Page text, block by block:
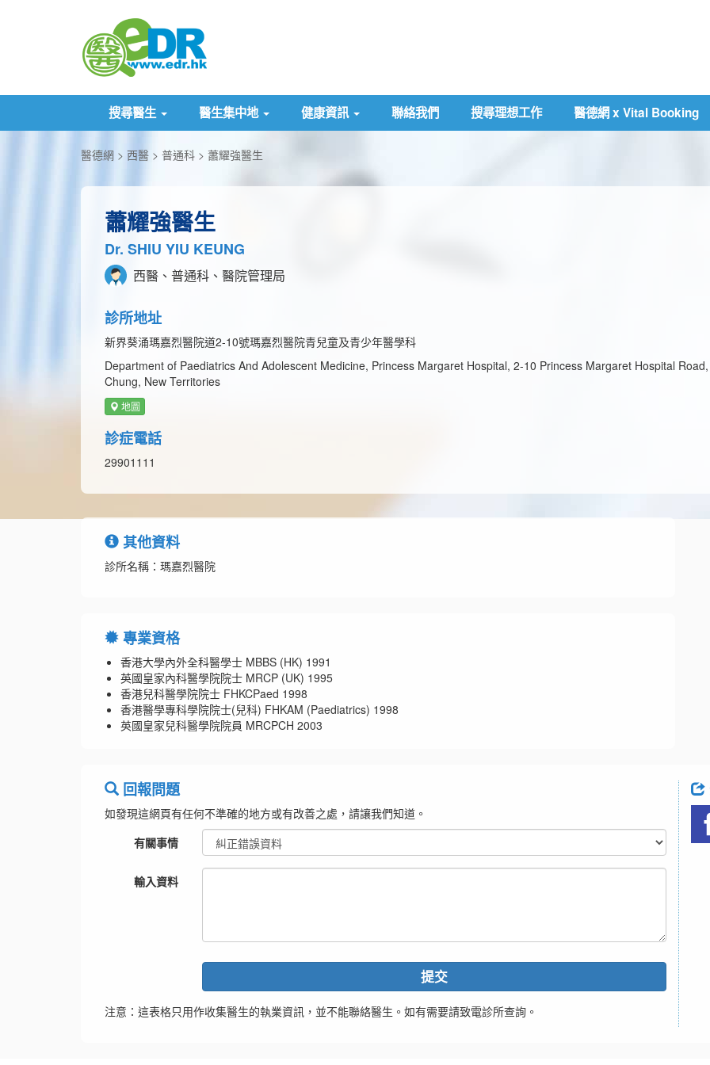
搜尋醫生 醫生集中地 健康資訊 聯絡我們 搜尋理想工作 醫德網 x Vital Booking
醫德網 西醫 普通科 蕭耀強醫生
蕭耀強醫生
Dr. SHIU YIU KEUNG
西醫、普通科、醫院管理局
診所地址
新界葵涌瑪嘉烈醫院道2-10號瑪嘉烈醫院青兒童及青少年醫學科
Department of Paediatrics And Adolescent Medicine, Princess Margaret Hospital, 2-10 Princess Margaret Hospital
Chung, New Territories
地圖
診症電話
29901111
其他資料
診所名稱：瑪嘉烈醫院
專業資格
香港大學內外全科醫學士 MBBS (HK) 1991
英國皇家內科醫學院院士 MRCP (UK) 1995
香港兒科醫學院院士 FHKCPaed 1998
香港醫學專科學院院士(兒科) FHKAM (Paediatrics) 1998
英國皇家兒科醫學院院員 MRCPCH 2003
回報問題
如發現這網頁有任何不準確的地方或有改善之處，請讓我們知道。
有關事情
輸入資料
提交
注意：這表格只用作收集醫生的執業資訊，並不能聯絡醫生。如有需要請致電診所查詢。